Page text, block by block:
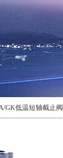
GK低温短轴截止阀